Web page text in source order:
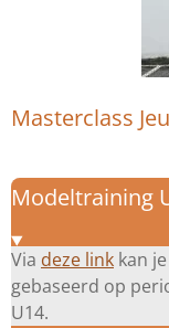
Masterclass
Modeltraining
Via deze link kan
gebaseerd op
U14.